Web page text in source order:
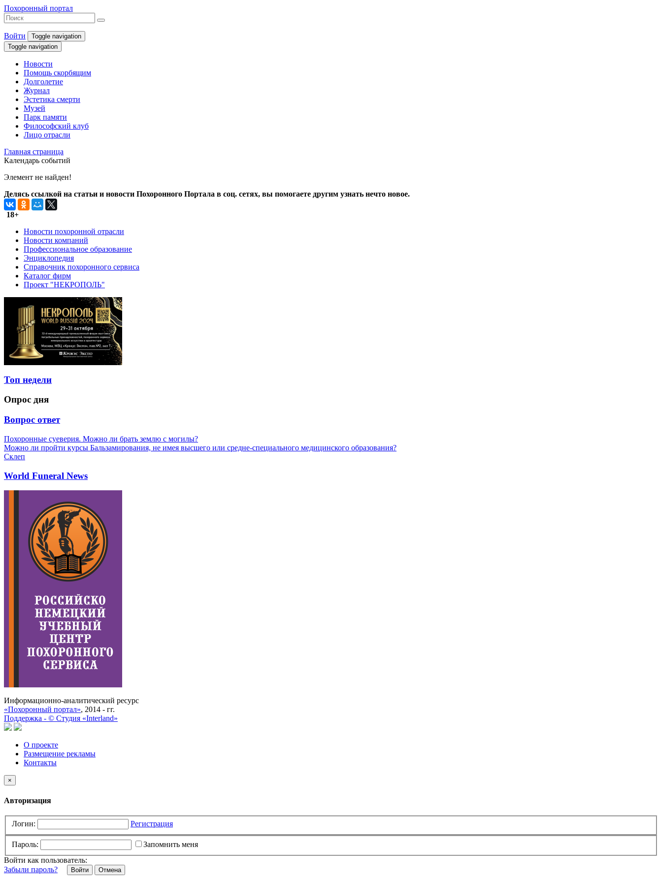
Похоронный портал
Войти
Toggle navigation
Toggle navigation
Новости
Помощь скорбящим
Долголетие
Журнал
Эстетика смерти
Музей
Парк памяти
Философский клуб
Лицо отрасли
Главная страница
Календарь событий
Элемент не найден!
Делясь ссылкой на статьи и новости Похоронного Портала в соц. сетях, вы помогаете другим узнать нечто новое.
18+
Новости похоронной отрасли
Новости компаний
Профессиональное образование
Энциклопедия
Справочник похоронного сервиса
Каталог фирм
Проект "НЕКРОПОЛЬ"
Топ недели
Опрос дня
Вопрос ответ
Похоронные суеверия. Можно ли брать землю с могилы?
Можно ли пройти курсы Бальзамирования, не имея высшего или средне-специального медицинского образования?
Склеп
World Funeral News
Информационно-аналитический ресурс
«Похоронный портал», 2014 - гг.
Поддержка - © Cтудия «Interland»
О проекте
Размещение рекламы
Контакты
×
Авторизация
Логин: Регистрация
Пароль:
Запомнить меня
Войти как пользователь:
Забыли пароль?
Отмена